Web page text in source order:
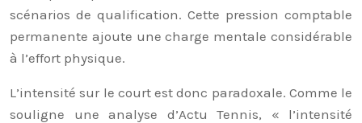
scénarios de qualification. Cette pression comptable
permanente ajoute une charge mentale considérable
à l’effort physique.
L’intensité sur le court est donc paradoxale. Comme le
souligne une analyse d’Actu Tennis, « l’intensité